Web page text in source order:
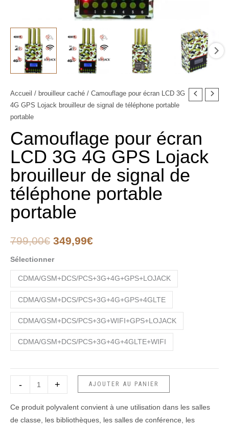
Accueil / brouilleur caché / Camouflage pour écran LCD 3G
4G GPS Lojack brouilleur de signal de téléphone portable
portable
Camouflage pour écran
LCD 3G 4G GPS Lojack
brouilleur de signal de
téléphone portable
portable
799,00€
Le
initial
était :
799,00€.
349,99€
Le
actuel
est :
349,99€.
Sélectionner
CDMA/GSM+DCS/PCS+3G+4G+GPS+LOJACK
CDMA/GSM+DCS/PCS+3G+4G+GPS+4GLTE
CDMA/GSM+DCS/PCS+3G+WIFI+GPS+LOJACK
CDMA/GSM+DCS/PCS+3G+4G+4GLTE+WIFI
-
quantité
de
Camouflage
pour
écran
LCD
3G
4G
GPS
Lojack
brouilleur
de
téléphone
portable
portable
+ AJOUTER AU PANIER
Ce produit polyvalent convient à une utilisation dans les salles
de classe, les bibliothèques, les salles de conférence, les